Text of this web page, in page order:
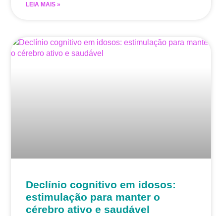
LEIA MAIS »
Declínio cognitivo em idosos:
estimulação para manter o
cérebro ativo e saudável